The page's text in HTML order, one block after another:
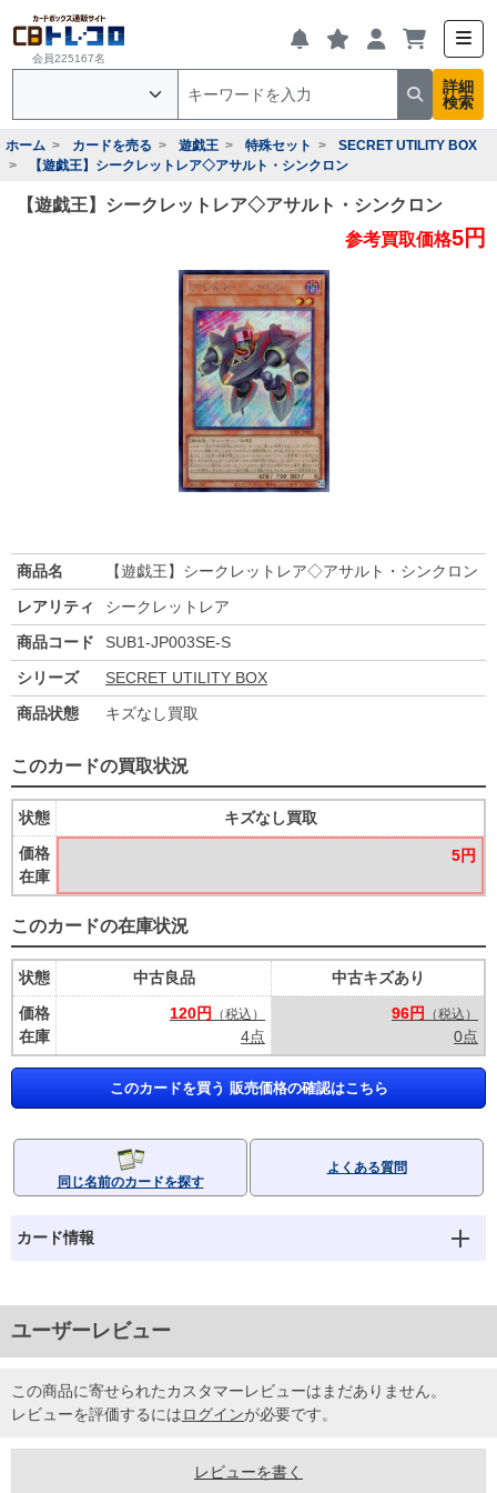
会員225167名
詳細
検索
ホーム カードを売る 遊戯王 特殊セット
SECRET UTILITY BOX
【遊戯王】シークレットレア◇アサルト・シンクロン
【遊戯王】シークレットレア◇アサルト・シンクロン
参考買取価格5円
商品名
【遊戯王】シークレットレア◇アサルト・シンクロン
レアリティ
シークレットレア
商品コード
SUB1-JP003SE-S
シリーズ
SECRET UTILITY BOX
商品状態
キズなし買取
このカードの買取状況
状態
価格
在庫
キズなし買取
5円
このカードの在庫状況
状態
価格
在庫
中古良品
120円
（税込）
4点
中古キズあり
96円
（税込）
0点
このカードを買う 販売価格の確認はこちら
同じ名前のカードを探す
よくある質問
カード情報
ユーザーレビュー
この商品に寄せられたカスタマーレビューはまだありません。
レビューを評価するにはログインが必要です。
レビューを書く